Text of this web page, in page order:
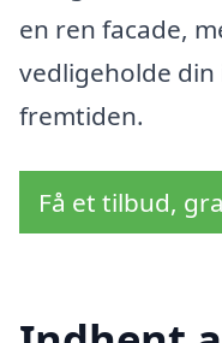
en ren facade,
vedligeholde
fremtiden.
Få et tilbud,